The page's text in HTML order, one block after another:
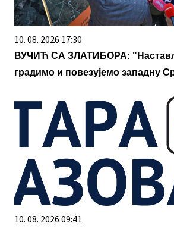
10. 08. 2026 17:30
ВУЧИЋ СА ЗЛАТИБОРА:
градимо и повезујемо западну
10. 08. 2026 09:41